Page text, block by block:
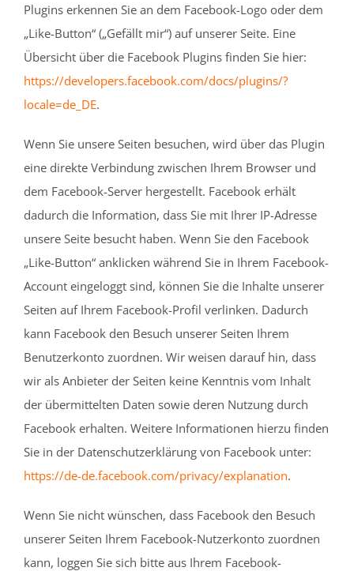
Plugins erkennen Sie an dem Facebook-Logo oder dem
„Like-Button“ („Gefällt mir“) auf unserer Seite. Eine
Übersicht über die Facebook Plugins finden Sie hier:
https://developers.facebook.com/docs/plugins/?
locale=de_DE.
Wenn Sie unsere Seiten besuchen, wird über das Plugin
eine direkte Verbindung zwischen Ihrem Browser und
dem Facebook-Server hergestellt. Facebook erhält
dadurch die Information, dass Sie mit Ihrer IP-Adresse
unsere Seite besucht haben. Wenn Sie den Facebook
„Like-Button“ anklicken während Sie in Ihrem Facebook-
Account eingeloggt sind, können Sie die Inhalte unserer
Seiten auf Ihrem Facebook-Profil verlinken. Dadurch
kann Facebook den Besuch unserer Seiten Ihrem
Benutzerkonto zuordnen. Wir weisen darauf hin, dass
wir als Anbieter der Seiten keine Kenntnis vom Inhalt
der übermittelten Daten sowie deren Nutzung durch
Facebook erhalten. Weitere Informationen hierzu finden
Sie in der Datenschutzerklärung von Facebook unter:
https://de-de.facebook.com/privacy/explanation.
Wenn Sie nicht wünschen, dass Facebook den Besuch
unserer Seiten Ihrem Facebook-Nutzerkonto zuordnen
kann, loggen Sie sich bitte aus Ihrem Facebook-